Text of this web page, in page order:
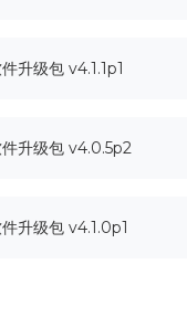
升级包 v4.1.1p1
升级包 v4.0.5p2
升级包 v4.1.0p1